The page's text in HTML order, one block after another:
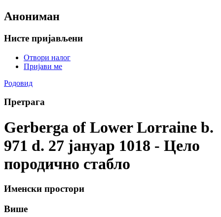
Анониман
Нисте пријављени
Отвори налог
Пријави ме
Родовид
Претрага
Gerberga of Lower Lorraine b.
971 d. 27 јануар 1018 - Цело
породично стабло
Именски простори
Више